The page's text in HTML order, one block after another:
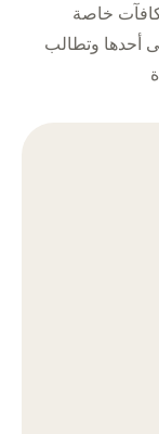
خاصة
أحدها وتطالب